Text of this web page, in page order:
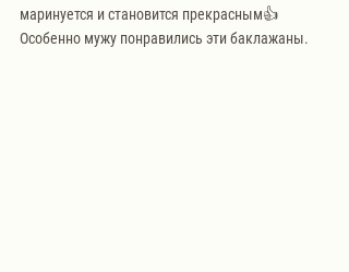
маринуется и становится прекрасным👍
Особенно мужу понравились эти баклажаны.